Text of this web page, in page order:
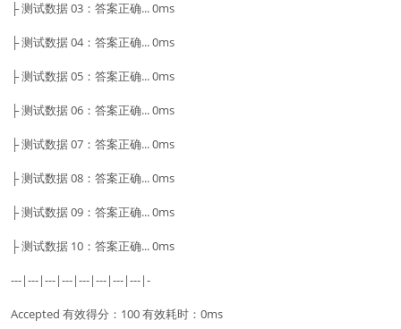
├ 测试数据 03：答案正确... 0ms
├ 测试数据 04：答案正确... 0ms
├ 测试数据 05：答案正确... 0ms
├ 测试数据 06：答案正确... 0ms
├ 测试数据 07：答案正确... 0ms
├ 测试数据 08：答案正确... 0ms
├ 测试数据 09：答案正确... 0ms
├ 测试数据 10：答案正确... 0ms
---|---|---|---|---|---|---|---|-
Accepted 有效得分：100 有效耗时：0ms